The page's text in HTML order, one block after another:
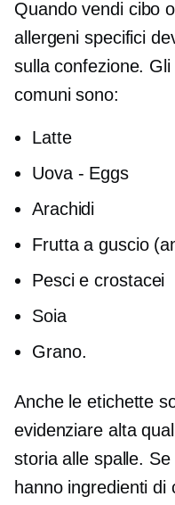
Quando vendi cibo
allergeni specifici
sulla confezione.
comuni sono:
Latte
Uova - Eggs
Arachidi
Frutta a guscio
Pesci e crostacei
Soia
Grano.
Anche le etichette
evidenziare alta
storia alle spalle.
hanno ingredienti di